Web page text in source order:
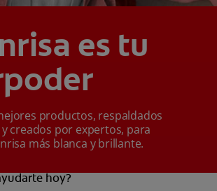
es tu
productos, respaldados
creados por expertos, para
más blanca y brillante.
hoy?